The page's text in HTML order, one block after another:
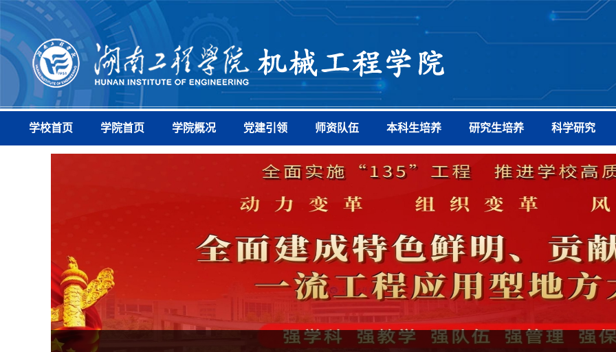
学校首页 学院首页 学院概况 党建引领 师资队伍 本科生培养 研究生培养 科学研究